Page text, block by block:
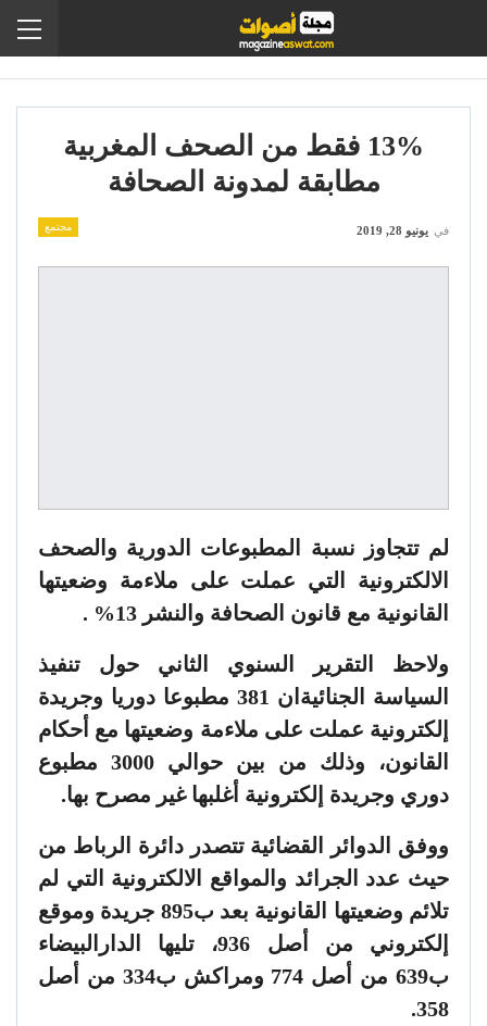
13% فقط من الصحف المغربية
مطابقة لمدونة الصحافة
مجتمع في يونيو 28, 2019
لم تتجاوز نسبة المطبوعات الدورية والصحف
الالكترونية التي عملت على ملاءمة وضعيتها
القانونية مع قانون الصحافة والنشر 13% .
ولاحظ التقرير السنوي الثاني حول تنفيذ
السياسة الجنائيةان 381 مطبوعا دوريا وجريدة
إلكترونية عملت على ملاءمة وضعيتها مع أحكام
القانون، وذلك من بين حوالي 3000 مطبوع
دوري وجريدة إلكترونية أغلبها غير مصرح بها.
ووفق الدوائر القضائية تتصدر دائرة الرباط من
حيث عدد الجرائد والمواقع الالكترونية التي لم
تلائم وضعيتها القانونية بعد ب895 جريدة وموقع
إلكتروني من أصل 936، تليها الدارالبيضاء
ب639 من أصل 774 ومراكش ب334 من أصل
358.